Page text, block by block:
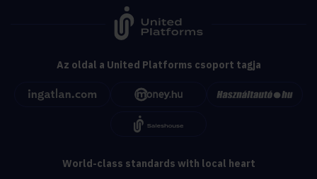
Az oldal a United Platforms csoport tagja
World-class standards with local heart